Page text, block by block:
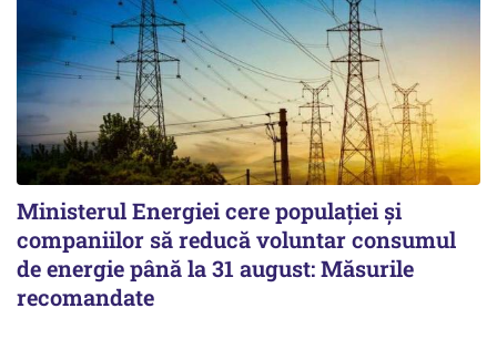
Ministerul Energiei cere populației și
companiilor să reducă voluntar consumul
de energie până la 31 august: Măsurile
recomandate